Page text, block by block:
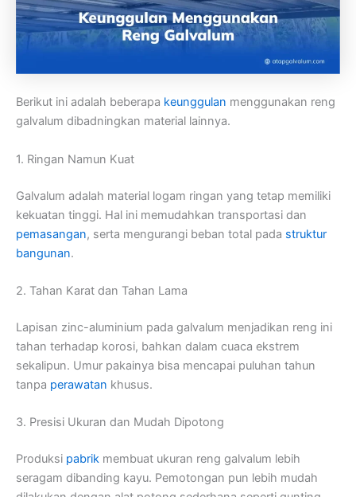
Berikut ini adalah beberapa keunggulan menggunakan reng
galvalum dibadningkan material lainnya.
1. Ringan Namun Kuat
Galvalum adalah material logam ringan yang tetap memiliki
kekuatan tinggi. Hal ini memudahkan transportasi dan
pemasangan, serta mengurangi beban total pada struktur
bangunan.
2. Tahan Karat dan Tahan Lama
Lapisan zinc-aluminium pada galvalum menjadikan reng ini
tahan terhadap korosi, bahkan dalam cuaca ekstrem
sekalipun. Umur pakainya bisa mencapai puluhan tahun
tanpa perawatan khusus.
3. Presisi Ukuran dan Mudah Dipotong
Produksi pabrik membuat ukuran reng galvalum lebih
seragam dibanding kayu. Pemotongan pun lebih mudah